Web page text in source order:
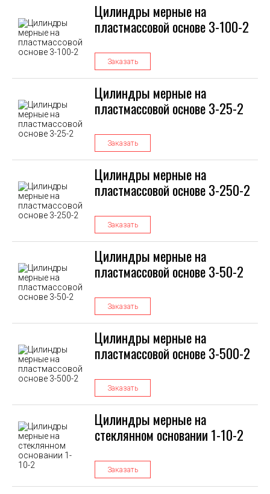
Цилиндры мерные на
пластмассовой основе 3-100-2
Заказать
Цилиндры мерные на
пластмассовой основе 3-25-2
Заказать
Цилиндры мерные на
пластмассовой основе 3-250-2
Заказать
Цилиндры мерные на
пластмассовой основе 3-50-2
Заказать
Цилиндры мерные на
пластмассовой основе 3-500-2
Заказать
Цилиндры мерные на
стеклянном основании 1-10-2
Заказать